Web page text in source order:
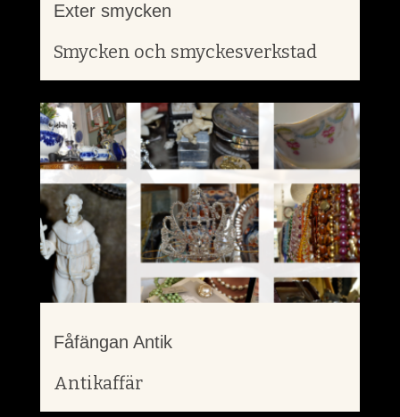
Exter smycken
Smycken och smyckesverkstad
Fåfängan Antik
Antikaffär